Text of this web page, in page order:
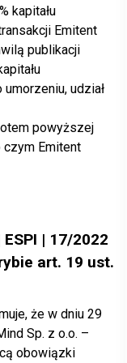
kapitału
Emitent
publikacji
udział
powyższej
Emitent
| 17/2022
art. 19 ust.
że w dniu 29
Sp. z o.o. –
obowiązki